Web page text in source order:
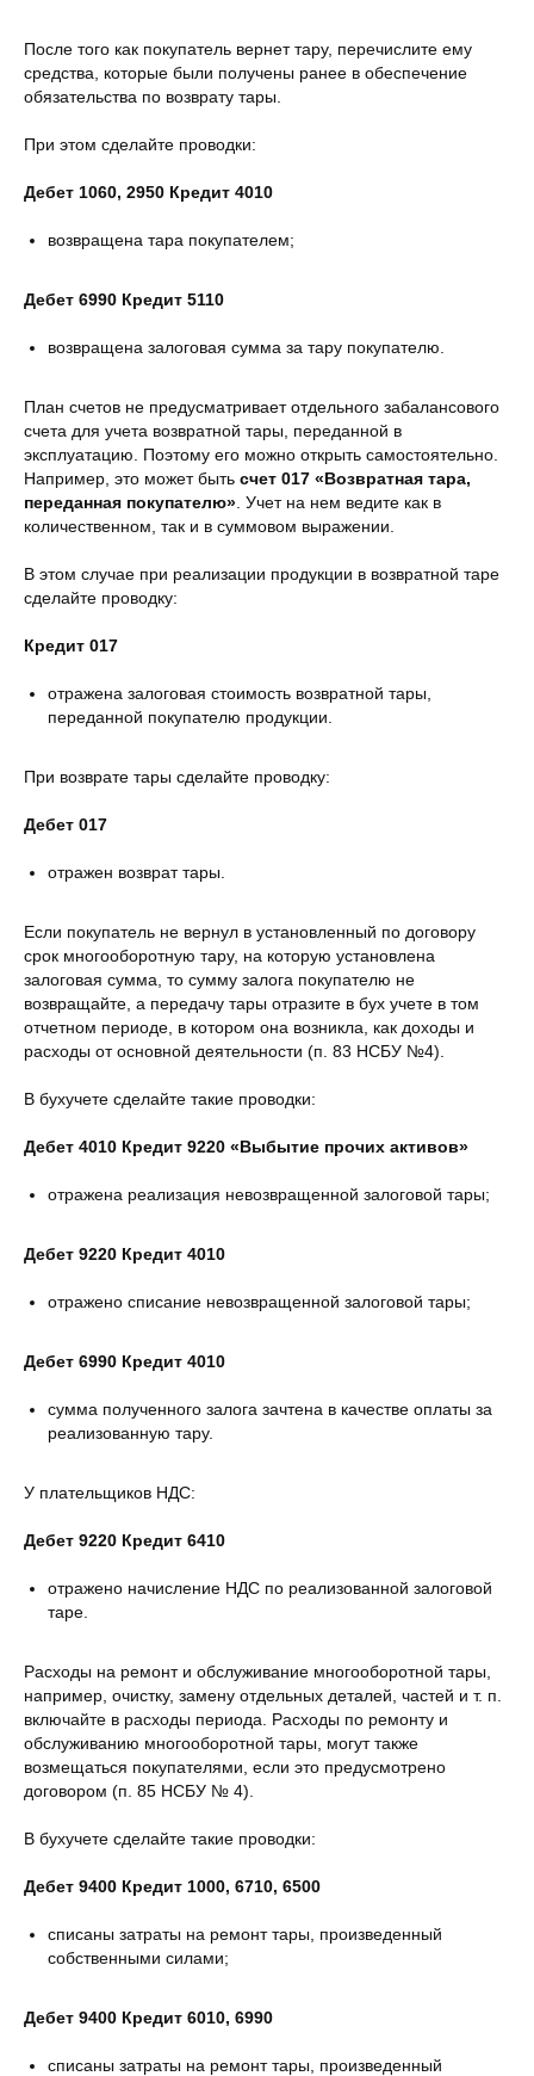
После того как покупатель вернет тару, перечислите ему
средства, которые были получены ранее в обеспечение
обязательства по возврату тары.
При этом сделайте проводки:
Дебет 1060, 2950 Кредит 4010
возвращена тара покупателем;
Дебет 6990 Кредит 5110
возвращена залоговая сумма за тару покупателю.
План счетов не предусматривает отдельного забалансового
счета для учета возвратной тары, переданной в
эксплуатацию. Поэтому его можно открыть самостоятельно.
Например, это может быть счет 017 «Возвратная тара,
переданная покупателю» . Учет на нем ведите как в
количественном, так и в суммовом выражении.
В этом случае при реализации продукции в возвратной таре
сделайте проводку:
Кредит 017
отражена залоговая стоимость возвратной тары,
переданной покупателю продукции.
При возврате тары сделайте проводку:
Дебет 017
отражен возврат тары.
Если покупатель не вернул в установленный по договору
срок многооборотную тару, на которую установлена
залоговая сумма, то сумму залога покупателю не
возвращайте, а передачу тары отразите в бух учете в том
отчетном периоде, в котором она возникла, как доходы и
расходы от основной деятельности (п. 83 НСБУ №4).
В бухучете сделайте такие проводки:
Дебет 4010 Кредит 9220 «Выбытие прочих активов»
отражена реализация невозвращенной залоговой тары;
Дебет 9220 Кредит 4010
отражено списание невозвращенной залоговой тары;
Дебет 6990 Кредит 4010
сумма полученного залога зачтена в качестве оплаты за
реализованную тару.
У плательщиков НДС:
Дебет 9220 Кредит 6410
отражено начисление НДС по реализованной залоговой
таре.
Расходы на ремонт и обслуживание многооборотной тары,
например, очистку, замену отдельных деталей, частей и т. п.
включайте в расходы периода. Расходы по ремонту и
обслуживанию многооборотной тары, могут также
возмещаться покупателями, если это предусмотрено
договором (п. 85 НСБУ № 4).
В бухучете сделайте такие проводки:
Дебет 9400 Кредит 1000, 6710, 6500
списаны затраты на ремонт тары, произведенный
собственными силами;
Дебет 9400 Кредит 6010, 6990
списаны затраты на ремонт тары, произведенный